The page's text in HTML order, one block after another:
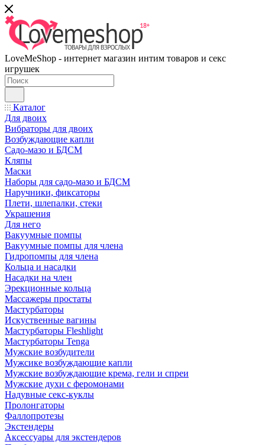
LoveMeShop - интернет магазин интим товаров и секс
игрушек
Каталог
Для двоих
Вибраторы для двоих
Возбуждающие капли
Садо-мазо и БДСМ
Кляпы
Маски
Наборы для садо-мазо и БДСМ
Наручники, фиксаторы
Плети, шлепалки, стеки
Украшения
Для него
Вакуумные помпы
Вакуумные помпы для члена
Гидропомпы для члена
Кольца и насадки
Насадки на член
Эрекционные кольца
Массажеры простаты
Мастурбаторы
Искуственные вагины
Мастурбаторы Fleshlight
Мастурбаторы Tenga
Мужские возбудители
Мужсике возбуждающие капли
Мужские возбуждающие крема, гели и спреи
Мужские духи с феромонами
Надувные секс-куклы
Пролонгаторы
Фаллопротезы
Экстендеры
Аксессуары для экстендеров